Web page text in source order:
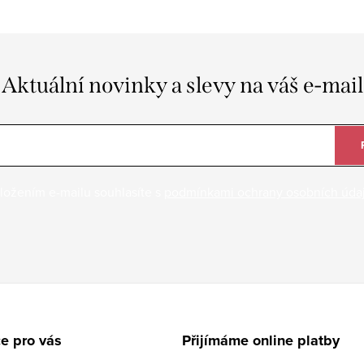
Aktuální novinky a slevy na váš e-mail
pro vás Přijímáme online platby